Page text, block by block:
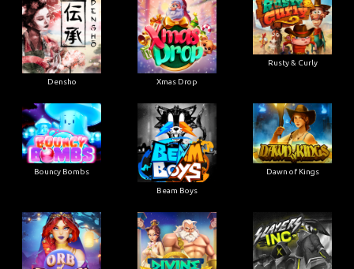
Densho Xmas Drop
Rusty & Curly
Bouncy Bombs
Beam Boys
Dawn of Kings